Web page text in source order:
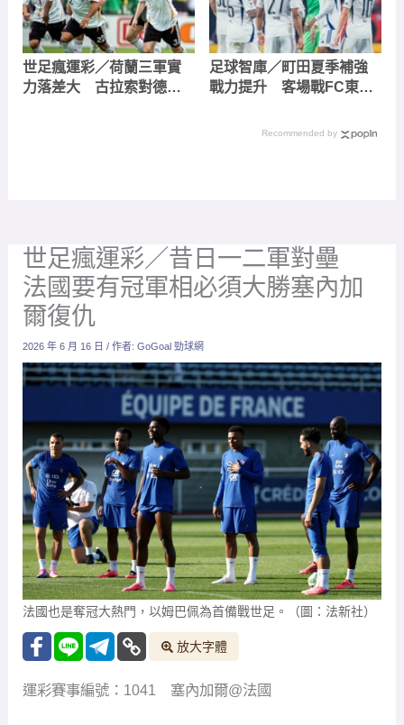
世足瘋運彩／荷蘭三軍實
力落差大 古拉索對德國
足球智庫／町田夏季補強
戰力提升 客場戰FC東京
Recommended by
世足瘋運彩／昔日一二軍對壘
法國要有冠軍相必須大勝塞內加
爾復仇
2026 年 6 月 16 日/ 作者:GoGoal 勁球網
法國也是奪冠大熱門，以姆巴佩為首備戰世足。（圖：法新社）
放大字體
運彩賽事編號：1041 塞內加爾@法國